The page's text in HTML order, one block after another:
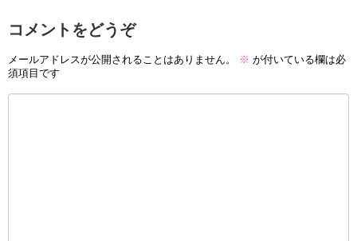
コメントをどうぞ
メールアドレスが公開されることはありません。 ※ が付いている欄は必
須項目です